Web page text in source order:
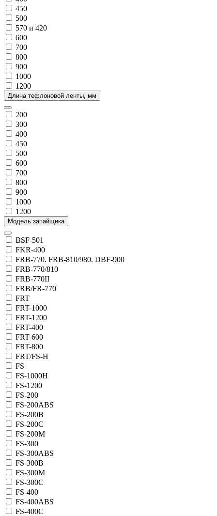
450
500
570 и 420
600
700
800
900
1000
1200
Длина тефлоновой ленты, мм
200
300
400
450
500
600
700
800
900
1000
1200
Модель запайщика
BSF-501
FKR-400
FRB-770. FRB-810/980. DBF-900
FRB-770/810
FRB-770II
FRB/FR-770
FRT
FRT-1000
FRT-1200
FRT-400
FRT-600
FRT-800
FRT/FS-H
FS
FS-1000H
FS-1200
FS-200
FS-200ABS
FS-200B
FS-200C
FS-200M
FS-300
FS-300ABS
FS-300B
FS-300М
FS-300С
FS-400
FS-400ABS
FS-400С